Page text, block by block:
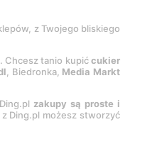
z Twojego bliskiego
. Chcesz tanio kupićcukier
, Biedronka, Media Markt
zakupy są proste i
Ding.pl możesz stworzyć